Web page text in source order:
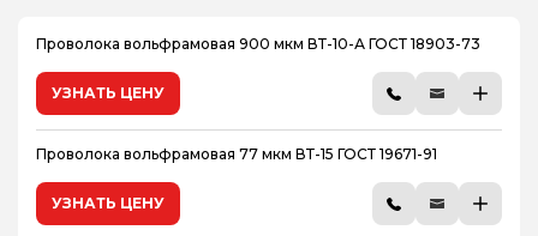
Проволока вольфрамовая 900 мкм ВТ-10-А ГОСТ 18903-73
УЗНАТЬ ЦЕНУ
Проволока вольфрамовая 77 мкм ВТ-15 ГОСТ 19671-91
УЗНАТЬ ЦЕНУ